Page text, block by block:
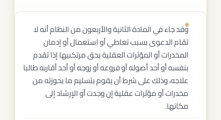
وقد جاء في المادة الثانية والأربعون من النظام أنه لا
تقام الدعوى بسبب تعاطي أو استعمال أو إدمان
المخدرات أو المؤثرات العقلية بحق مرتكبيها إذا تقدم
بنفسه أو أحد أصوله أو فروعه أو زوجه أو أحد أقاربه طالبا
علاجه، وذلك على شرط أن يقوم بتسليم ما بحوزته من
مخدرات أو مؤثرات عقلية إن وجدت أو الإرشاد إلى
مكانها.